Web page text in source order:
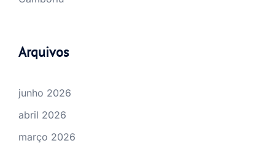
Arquivos
junho 2026
abril 2026
março 2026